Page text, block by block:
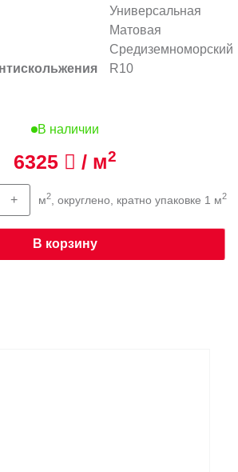
Универсальная
Матовая
Средиземноморский
R10
В наличии
6325 / м2
м2, округлено, кратно упаковке 1 м2
В корзину